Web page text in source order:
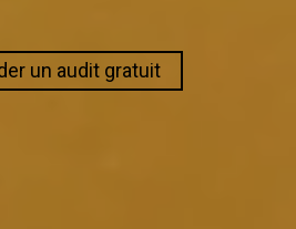
un audit gratuit